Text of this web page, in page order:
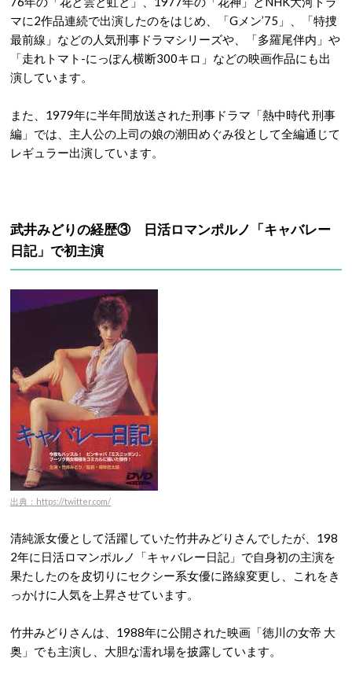
マに2作品連続で出演したのをはじめ、「Gメン’75」、「特捜
最前線」などの人気刑事ドラマシリーズや、「多羅尾伴内」や
「走れトマト-にっぽん横断300キロ」などの映画作品にも出
演しています。
また、1979年に半年間放送された刑事ドラマ「熱中時代 刑事
編」では、主人公の上司の娘の潮田めぐみ役として全編通じて
レギュラー出演しています。
武井みどりの経歴③ 日活ロマンポルノ「キャバレー
日記」で初主演
出典：https://twitter.com/
清純派女優として活躍していた竹井みどりさんでしたが、198
2年に日活ロマンポルノ「キャバレー日記」で自身初の主演を
果たしたのを皮切りにセクシー系女優に路線変更し、これをき
っかけに人気を上昇させています。
竹井みどりさんは、1988年に公開された映画「徳川の女帝 大
奥」でも主演し、大胆な濡れ場を披露しています。